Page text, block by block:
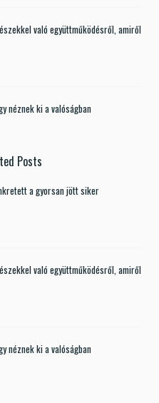
való együttműködésről, amiről
néznek ki a valóságban
Posts
a gyorsan jött siker
való együttműködésről, amiről
néznek ki a valóságban